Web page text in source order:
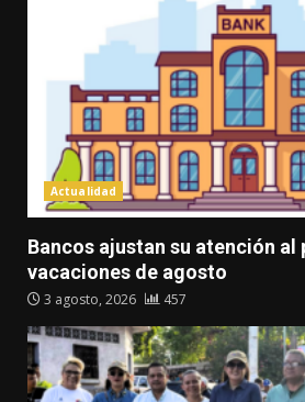
Actualidad
Bancos ajustan su atención al
vacaciones de agosto
3 agosto, 2026 457